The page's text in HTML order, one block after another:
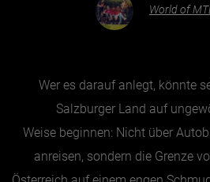
Nachhaltigkeit
Sehenswürdig
World of
Wer es darauf anlegt, könnte
Salzburger Land auf
Weise beginnen: Nicht über
anreisen, sondern die Grenze